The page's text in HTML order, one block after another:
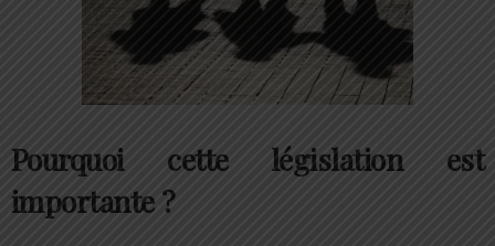
Pourquoi cette législation est
importante ?